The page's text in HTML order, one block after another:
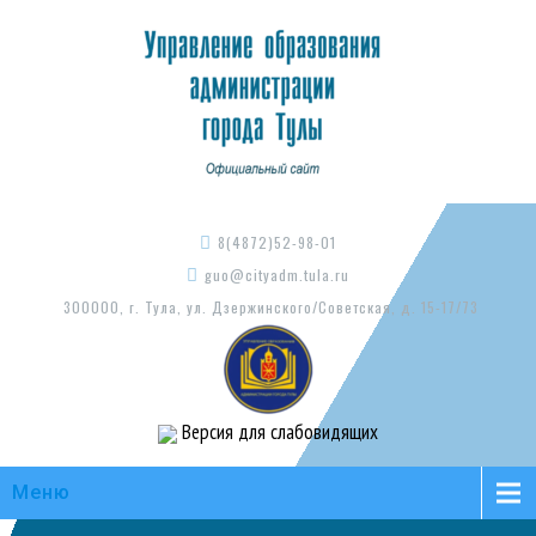
8(4872)52-98-01
guo@cityadm.tula.ru
300000, г. Тула, ул. Дзержинского/Советская, д. 15-17/73
Версия для слабовидящих
Меню